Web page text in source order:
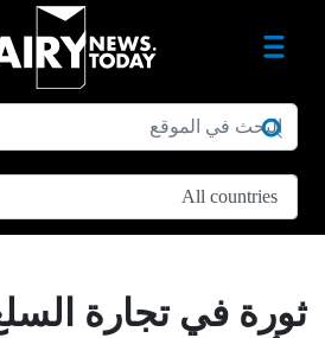
ثورة في تجارة